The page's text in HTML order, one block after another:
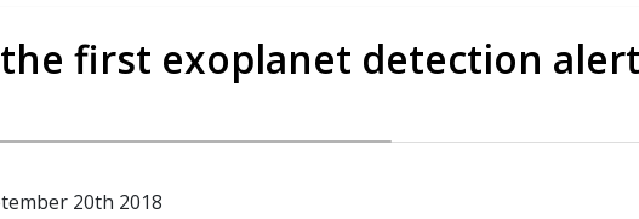
the first exoplanet detection
20th 2018